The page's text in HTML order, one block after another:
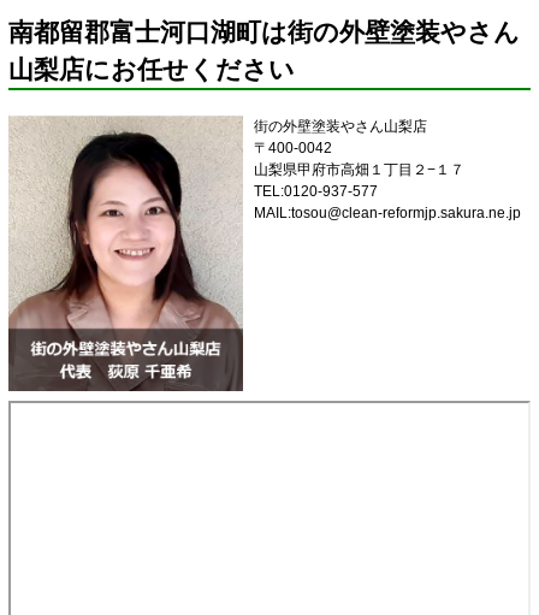
南都留郡富士河口湖町は街の外壁塗装やさん
山梨店にお任せください
街の外壁塗装やさん山梨店
〒400-0042
山梨県甲府市高畑１丁目２−１７
TEL:0120-937-577
MAIL:tosou@clean-reformjp.sakura.ne.jp